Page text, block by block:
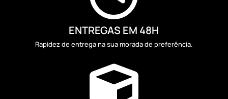
ENTREGAS EM 48H
Rapidez de entrega na sua morada de preferência.
